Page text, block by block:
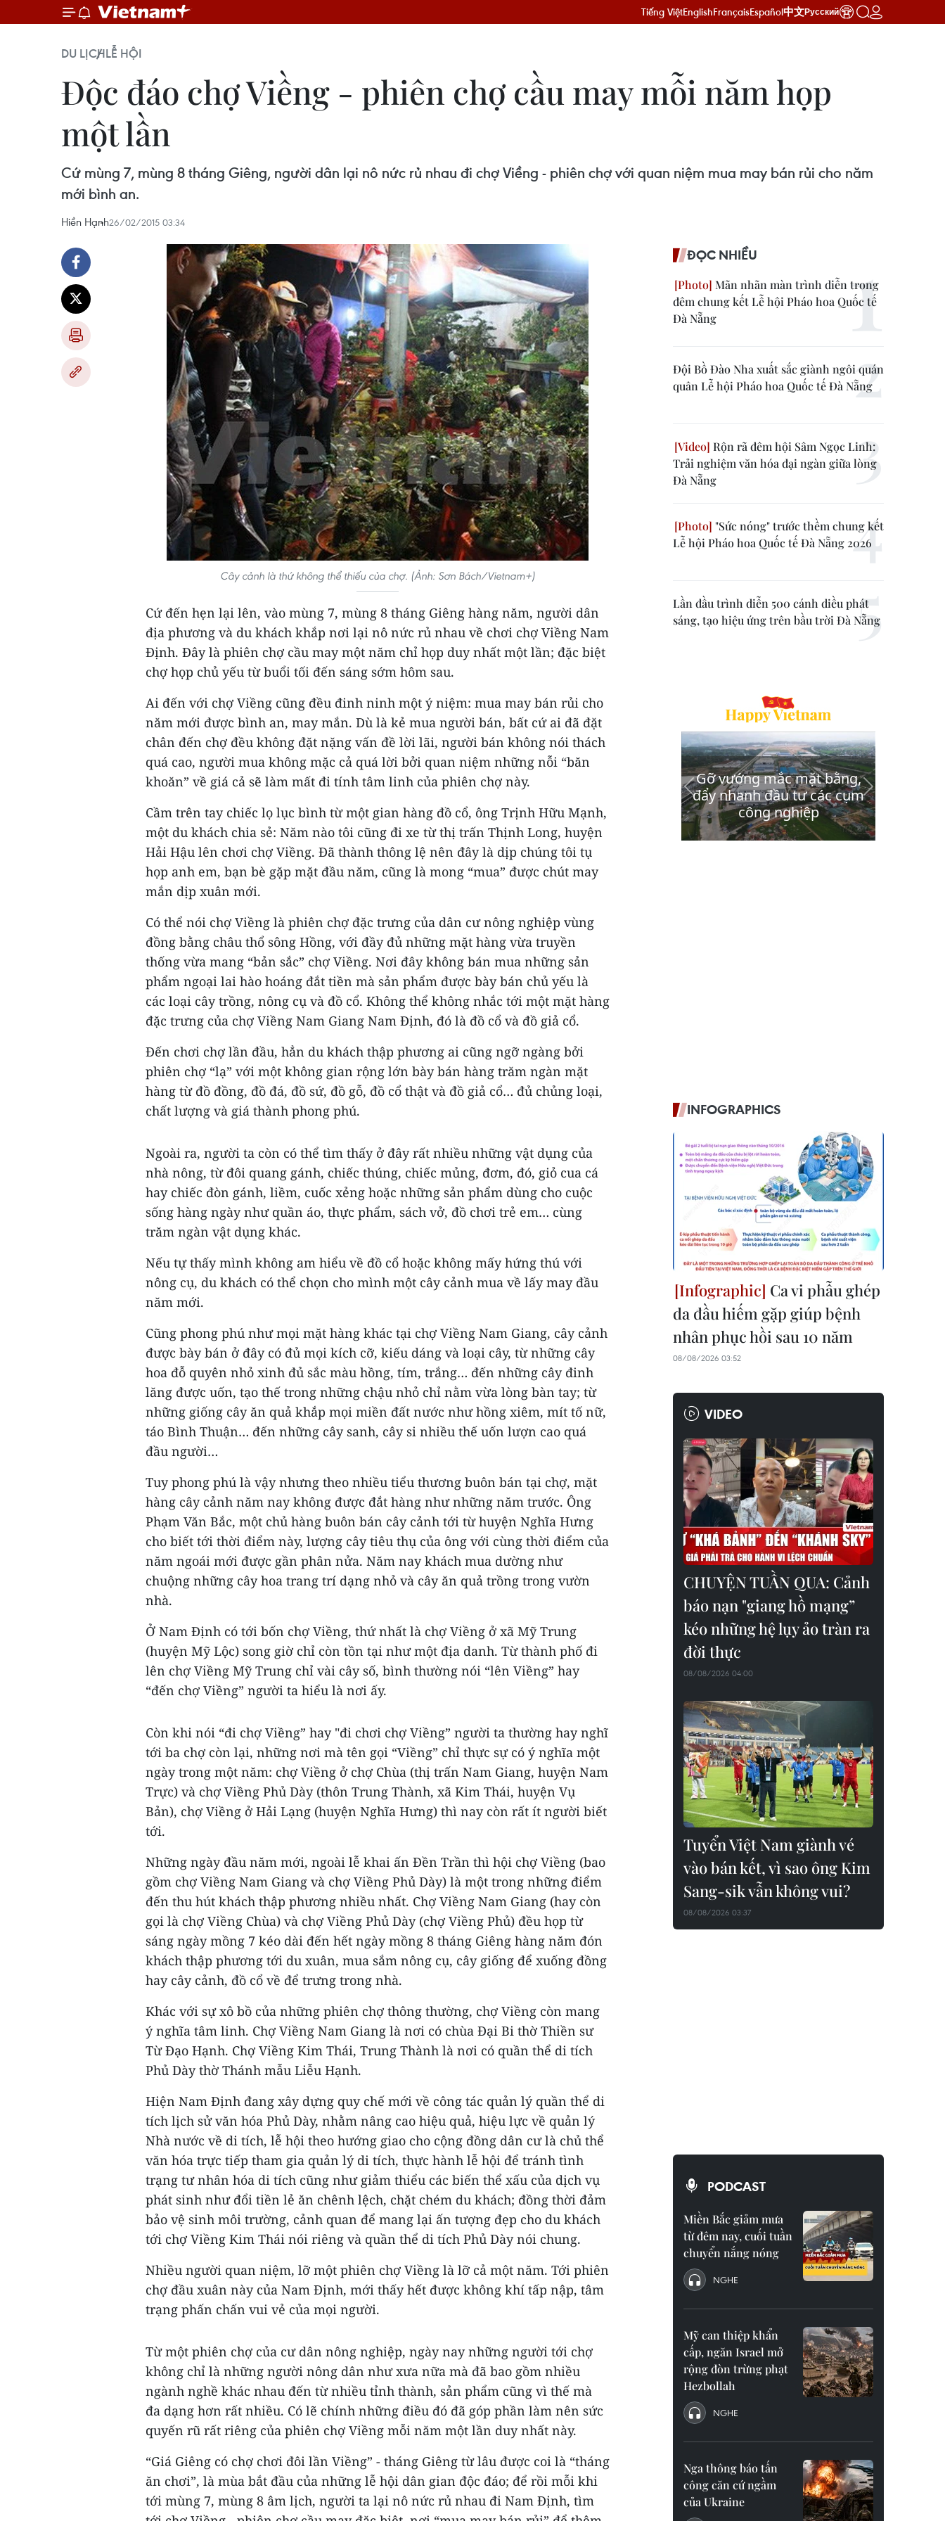
Tiếng ViệtEnglishFrançaisEspañol中文Русский
DU LỊCHLỄ HỘI
Độc đáo chợ Viềng - phiên chợ cầu may mỗi năm họp
một lần
Cứ mùng 7, mùng 8 tháng Giêng, người dân lại nô nức rủ nhau đi chợ Viềng - phiên chợ với quan niệm mua may bán rủi cho năm
mới bình an.
Hiền Hạnh26/02/2015 03:34
Cây cảnh là thứ không thể thiếu của chợ. (Ảnh: Sơn Bách/Vietnam+)
Cứ đến hẹn lại lên, vào mùng 7, mùng 8 tháng Giêng hàng năm, người dân
địa phương và du khách khắp nơi lại nô nức rủ nhau về chơi chợ Viềng Nam
Định. Đây là phiên chợ cầu may một năm chỉ họp duy nhất một lần; đặc biệt
chợ họp chủ yếu từ buổi tối đến sáng sớm hôm sau.
Ai đến với chợ Viềng cũng đều đinh ninh một ý niệm: mua may bán rủi cho
năm mới được bình an, may mắn. Dù là kẻ mua người bán, bất cứ ai đã đặt
chân đến chợ đều không đặt nặng vấn đề lời lãi, người bán không nói thách
quá cao, người mua không mặc cả quá lời bởi quan niệm những nỗi “băn
khoăn” về giá cả sẽ làm mất đi tính tâm linh của phiên chợ này.
Cầm trên tay chiếc lọ lục bình từ một gian hàng đồ cổ, ông Trịnh Hữu Mạnh,
một du khách chia sẻ: Năm nào tôi cũng đi xe từ thị trấn Thịnh Long, huyện
Hải Hậu lên chơi chợ Viềng. Đã thành thông lệ nên đây là dịp chúng tôi tụ
họp anh em, bạn bè gặp mặt đầu năm, cũng là mong “mua” được chút may
mắn dịp xuân mới.
Có thể nói chợ Viềng là phiên chợ đặc trưng của dân cư nông nghiệp vùng
đồng bằng châu thổ sông Hồng, với đầy đủ những mặt hàng vừa truyền
thống vừa mang “bản sắc” chợ Viềng. Nơi đây không bán mua những sản
phẩm ngoại lai hào hoáng đắt tiền mà sản phẩm được bày bán chủ yếu là
các loại cây trồng, nông cụ và đồ cổ. Không thể không nhắc tới một mặt hàng
đặc trưng của chợ Viềng Nam Giang Nam Định, đó là đồ cổ và đồ giả cổ.
Đến chơi chợ lần đầu, hẳn du khách thập phương ai cũng ngỡ ngàng bởi
phiên chợ “lạ” với một không gian rộng lớn bày bán hàng trăm ngàn mặt
hàng từ đồ đồng, đồ đá, đồ sứ, đồ gỗ, đồ cổ thật và đồ giả cổ… đủ chủng loại,
chất lượng và giá thành phong phú.
Ngoài ra, người ta còn có thể tìm thấy ở đây rất nhiều những vật dụng của
nhà nông, từ đôi quang gánh, chiếc thúng, chiếc mủng, đơm, đó, giỏ cua cá
hay chiếc đòn gánh, liềm, cuốc xẻng hoặc những sản phẩm dùng cho cuộc
sống hàng ngày như quần áo, thực phẩm, sách vở, đồ chơi trẻ em… cùng
trăm ngàn vật dụng khác.
Nếu tự thấy mình không am hiểu về đồ cổ hoặc không mấy hứng thú với
nông cụ, du khách có thể chọn cho mình một cây cảnh mua về lấy may đầu
năm mới.
Cũng phong phú như mọi mặt hàng khác tại chợ Viềng Nam Giang, cây cảnh
được bày bán ở đây có đủ mọi kích cỡ, kiếu dáng và loại cây, từ những cây
hoa đỗ quyên nhỏ xinh đủ sắc màu hồng, tím, trắng… đến những cây đinh
lăng được uốn, tạo thế trong những chậu nhỏ chỉ nằm vừa lòng bàn tay; từ
những giống cây ăn quả khắp mọi miền đất nước như hồng xiêm, mít tố nữ,
táo Bình Thuận… đến những cây sanh, cây si nhiều thế uốn lượn cao quá
đầu người…
Tuy phong phú là vậy nhưng theo nhiều tiểu thương buôn bán tại chợ, mặt
hàng cây cảnh năm nay không được đắt hàng như những năm trước. Ông
Phạm Văn Bắc, một chủ hàng buôn bán cây cảnh tới từ huyện Nghĩa Hưng
cho biết tới thời điểm này, lượng cây tiêu thụ của ông với cùng thời điểm của
năm ngoái mới được gần phân nửa. Năm nay khách mua dường như
chuộng những cây hoa trang trí dạng nhỏ và cây ăn quả trồng trong vườn
nhà.
Ở Nam Định có tới bốn chợ Viềng, thứ nhất là chợ Viềng ở xã Mỹ Trung
(huyện Mỹ Lộc) song giờ chỉ còn tồn tại như một địa danh. Từ thành phố đi
lên chợ Viềng Mỹ Trung chỉ vài cây số, bình thường nói “lên Viềng” hay
“đến chợ Viềng” người ta hiểu là nơi ấy.
Còn khi nói “đi chợ Viềng” hay "đi chơi chợ Viềng” người ta thường hay nghĩ
tới ba chợ còn lại, những nơi mà tên gọi “Viềng” chỉ thực sự có ý nghĩa một
ngày trong một năm: chợ Viềng ở chợ Chùa (thị trấn Nam Giang, huyện Nam
Trực) và chợ Viềng Phủ Dày (thôn Trung Thành, xã Kim Thái, huyện Vụ
Bản), chợ Viềng ở Hải Lạng (huyện Nghĩa Hưng) thì nay còn rất ít người biết
tới.
Những ngày đầu năm mới, ngoài lễ khai ấn Đền Trần thì hội chợ Viềng (bao
gồm chợ Viềng Nam Giang và chợ Viềng Phủ Dày) là một trong những điểm
đến thu hút khách thập phương nhiều nhất. Chợ Viềng Nam Giang (hay còn
gọi là chợ Viềng Chùa) và chợ Viềng Phủ Dày (chợ Viềng Phủ) đều họp từ
sáng ngày mồng 7 kéo dài đến hết ngày mồng 8 tháng Giêng hàng năm đón
khách thập phương tới du xuân, mua sắm nông cụ, cây giống để xuống đồng
hay cây cảnh, đồ cổ về để trưng trong nhà.
Khác với sự xô bồ của những phiên chợ thông thường, chợ Viềng còn mang
ý nghĩa tâm linh. Chợ Viềng Nam Giang là nơi có chùa Đại Bi thờ Thiền sư
Từ Đạo Hạnh. Chợ Viềng Kim Thái, Trung Thành là nơi có quần thể di tích
Phủ Dày thờ Thánh mẫu Liễu Hạnh.
Hiện Nam Định đang xây dựng quy chế mới về công tác quản lý quần thể di
tích lịch sử văn hóa Phủ Dày, nhằm nâng cao hiệu quả, hiệu lực về quản lý
Nhà nước về di tích, lễ hội theo hướng giao cho cộng đồng dân cư là chủ thể
văn hóa trực tiếp tham gia quản lý di tích, thực hành lễ hội để tránh tình
trạng tư nhân hóa di tích cũng như giảm thiểu các biến thể xấu của dịch vụ
phát sinh như đổi tiền lẻ ăn chênh lệch, chặt chém du khách; đồng thời đảm
bảo vệ sinh môi trường, cảnh quan để mang lại ấn tượng đẹp cho du khách
tới chợ Viềng Kim Thái nói riêng và quần thể di tích Phủ Dày nói chung.
Nhiều người quan niệm, lỡ một phiên chợ Viềng là lỡ cả một năm. Tới phiên
chợ đầu xuân này của Nam Định, mới thấy hết được không khí tấp nập, tâm
trạng phấn chấn vui vẻ của mọi người.
Từ một phiên chợ của cư dân nông nghiệp, ngày nay những người tới chợ
không chỉ là những người nông dân như xưa nữa mà đã bao gồm nhiều
ngành nghề khác nhau đến từ nhiều tỉnh thành, sản phẩm cũng vì thế mà
đa dạng hơn rất nhiều. Có lẽ chính những điều đó đã góp phần làm nên sức
quyến rũ rất riêng của phiên chợ Viềng mỗi năm một lần duy nhất này.
“Giá Giêng có chợ chơi đôi lần Viềng” - tháng Giêng từ lâu được coi là “tháng
ăn chơi”, là mùa bắt đầu của những lễ hội dân gian độc đáo; để rồi mỗi khi
tới mùng 7, mùng 8 âm lịch, người ta lại nô nức rủ nhau đi Nam Định, tìm
ĐỌC NHIỀU
Mãn nhãn màn trình diễn trong
đêm chung kết Lễ hội Pháo hoa Quốc tế
Đà Nẵng
Đội Bồ Đào Nha xuất sắc giành ngôi quán
quân Lễ hội Pháo hoa Quốc tế Đà Nẵng
Rộn rã đêm hội Sâm Ngọc Linh:
Trải nghiệm văn hóa đại ngàn giữa lòng
Đà Nẵng
"Sức nóng" trước thềm chung kết
Lễ hội Pháo hoa Quốc tế Đà Nẵng 2026
Lần đầu trình diễn 500 cánh diều phát
sáng, tạo hiệu ứng trên bầu trời Đà Nẵng
INFOGRAPHICS
Ca vi phẫu ghép
da đầu hiếm gặp giúp bệnh
nhân phục hồi sau 10 năm
08/08/2026 03:52
VIDEO
CHUYỆN TUẦN QUA: Cảnh
báo nạn "giang hồ mạng”
kéo những hệ lụy ảo tràn ra
đời thực
08/08/2026 04:00
Tuyển Việt Nam giành vé
vào bán kết, vì sao ông Kim
Sang-sik vẫn không vui?
08/08/2026 03:37
PODCAST
Miền Bắc giảm mưa
từ đêm nay, cuối tuần
chuyển nắng nóng
NGHE
Mỹ can thiệp khẩn
cấp, ngăn Israel mở
rộng đòn trừng phạt
Hezbollah
NGHE
Nga thông báo tấn
công căn cứ ngầm
của Ukraine